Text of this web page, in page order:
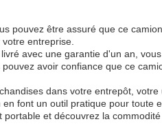
pouvez être assuré que ce
entreprise.
avec une garantie d'un an,
avoir confiance que ce
dans votre entrepôt,
font un outil pratique pour
et découvrez la